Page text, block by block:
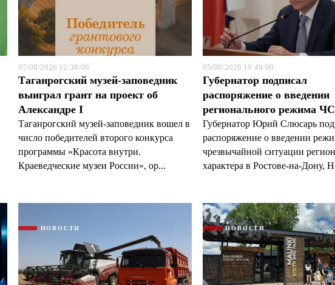
07/08/2026 12:38:00
Таганрогский музей-заповедник
выиграл грант на проект об
Александре I
Таганрогский музей-заповедник вошел в
число победителей второго конкурса
программы «Красота внутри.
Краеведческие музеи России», ор...
05/08/2026 19:49:00
Губернатор подписал
распоряжение о введении
регионального режима ЧС
Губернатор Юрий Слюсарь
распоряжение о введении
чрезвычайной ситуации
характера в Ростове-на-Дону,
НОВОСТИ НОВОСТИ
политикой конфиденциальности и защиты
политикой конфиденциальности и защиты